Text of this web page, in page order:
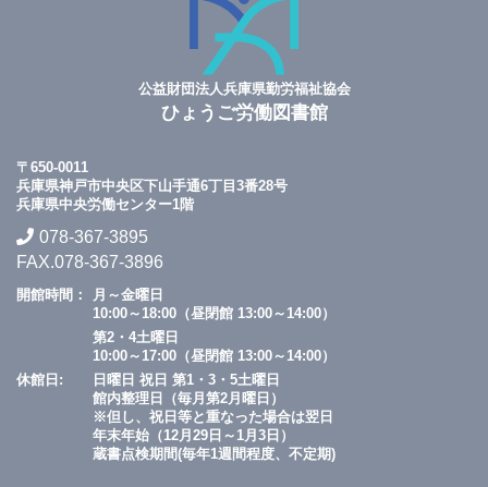
公益財団法人兵庫県勤労福祉協会
ひょうご労働図書館
〒650-0011
兵庫県神戸市中央区下山手通6丁目3番28号
兵庫県中央労働センター1階
078-367-3895
FAX.078-367-3896
開館時間：
月～金曜日
10:00～18:00（昼閉館 13:00～14:00）
第2・4土曜日
10:00～17:00（昼閉館 13:00～14:00）
休館日:
日曜日 祝日 第1・3・5土曜日
館内整理日（毎月第2月曜日）
※但し、祝日等と重なった場合は翌日
年末年始（12月29日～1月3日）
蔵書点検期間(毎年1週間程度、不定期)